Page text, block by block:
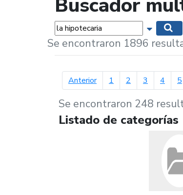
Buscador
Palabras...
Se encontraron 1896
Anteriorpágina anterior
1 2 3 4 5
Se encontraron 248
Listado de categorías